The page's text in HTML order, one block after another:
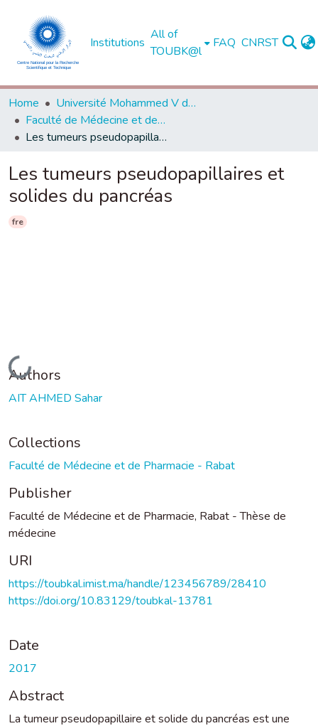
Institutions
All of
TOUBK@l
FAQ CNRST
Home
Université Mohammed V de Rabat
Faculté de Médecine et de Pharmacie - Rabat
Les tumeurs pseudopapillaires et solides du pancréas
Les tumeurs pseudopapillaires et
solides du pancréas
fre
Loading...
Authors
AIT AHMED Sahar
Collections
Faculté de Médecine et de Pharmacie - Rabat
Publisher
Faculté de Médecine et de Pharmacie, Rabat - Thèse de
médecine
URI
https://toubkal.imist.ma/handle/123456789/28410
https://doi.org/10.83129/toubkal-13781
Date
2017
Abstract
La tumeur pseudopapillaire et solide du pancréas est une